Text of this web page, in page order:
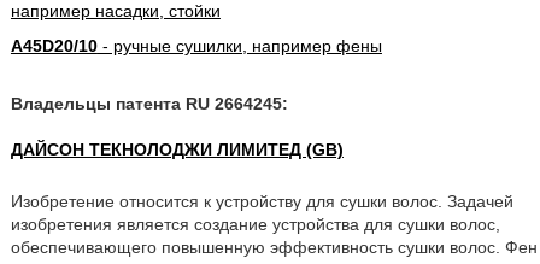
например насадки, стойки
A45D20/10- ручные сушилки, например фены
Владельцы патента RU 2664245:
ДАЙСОН ТЕКНОЛОДЖИ ЛИМИТЕД (GB)
Изобретение относится к устройству для сушки волос. Задачей
изобретения является создание устройства для сушки волос,
обеспечивающего повышенную эффективность сушки волос. Фен